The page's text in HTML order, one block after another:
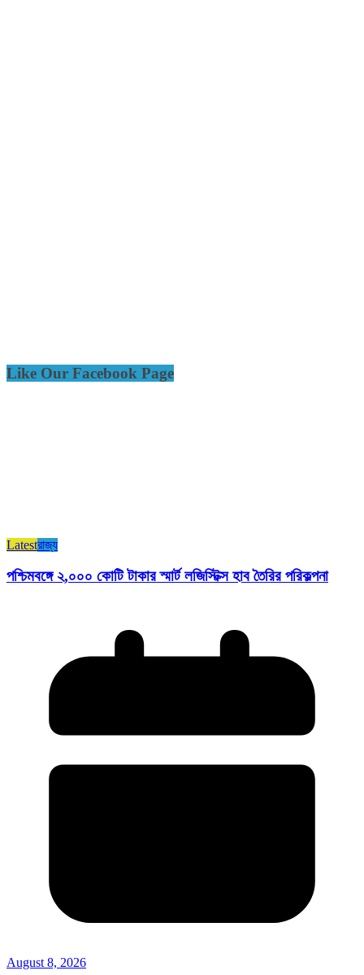
Like Our Facebook Page
Latestরাজ্য​
পশ্চিমবঙ্গে ২,০০০ কোটি টাকার স্মার্ট লজিস্টিক্স হাব তৈরির পরিকল্পনা
August 8, 2026